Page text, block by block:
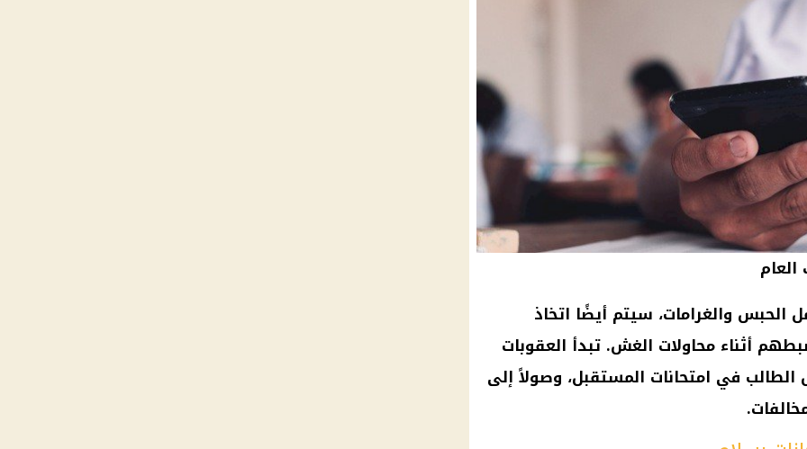
الحبس والغرامات، سيتم أيضًا اتخاذ
أثناء محاولات الغش. تبدأ العقوبات
الطالب في امتحانات المستقبل، وصولاً إلى